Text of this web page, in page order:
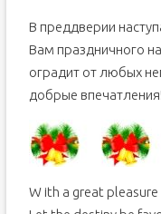
В преддверии
Вам праздничного
оградит от любых
добрые впечатления!
W ith a great